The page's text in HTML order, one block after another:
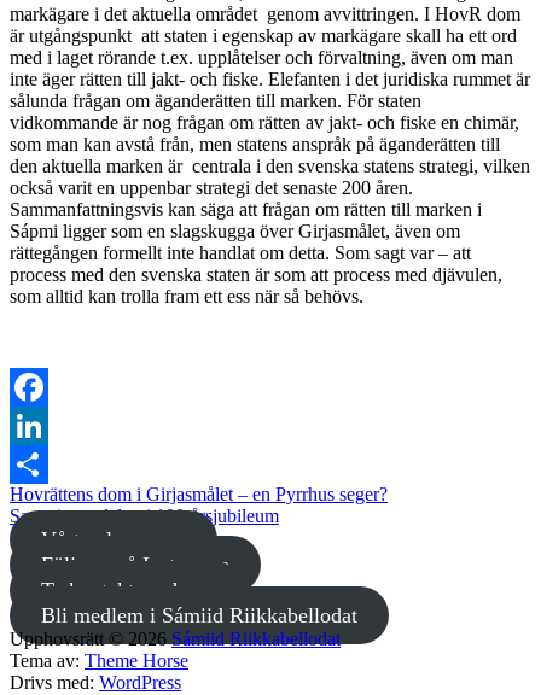
markägare i det aktuella området genom avvittringen. I HovR dom
är utgångspunkt att staten i egenskap av markägare skall ha ett ord
med i laget rörande t.ex. upplåtelser och förvaltning, även om man
inte äger rätten till jakt- och fiske. Elefanten i det juridiska rummet är
sålunda frågan om äganderätten till marken. För staten
vidkommande är nog frågan om rätten av jakt- och fiske en chimär,
som man kan avstå från, men statens anspråk på äganderätten till
den aktuella marken är centrala i den svenska statens strategi, vilken
också varit en uppenbar strategi det senaste 200 åren.
Sammanfattningsvis kan säga att frågan om rätten till marken i
Sápmi ligger som en slagskugga över Girjasmålet, även om
rättegången formellt inte handlat om detta. Som sagt var – att
process med den svenska staten är som att process med djävulen,
som alltid kan trolla fram ett ess när så behövs.
Facebook
LinkedIn
Dela
Hovrättens dom i Girjasmålet – en Pyrrhus seger?
Sametinget deltar i 100-årsjubileum
Vårt valprogram
Följ oss på Instagram
Ta kontakt med oss
Bli medlem i Sámiid Riikkabellodat
Upphovsrätt © 2026 Sámiid Riikkabellodat
Tema av: Theme Horse
Drivs med: WordPress